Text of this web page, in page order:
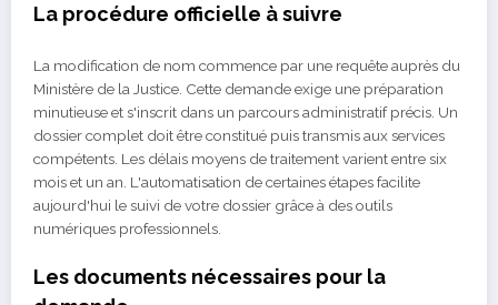
La procédure officielle à suivre
La modification de nom commence par une requête auprès du
Ministère de la Justice. Cette demande exige une préparation
minutieuse et s'inscrit dans un parcours administratif précis. Un
dossier complet doit être constitué puis transmis aux services
compétents. Les délais moyens de traitement varient entre six
mois et un an. L'automatisation de certaines étapes facilite
aujourd'hui le suivi de votre dossier grâce à des outils
numériques professionnels.
Les documents nécessaires pour la